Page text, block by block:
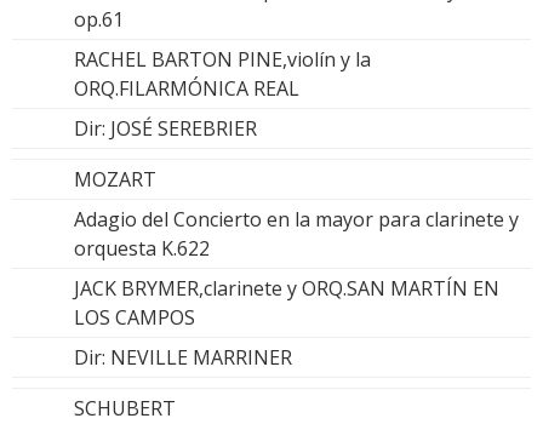
op.61
RACHEL BARTON PINE,violín y la
ORQ.FILARMÓNICA REAL
Dir: JOSÉ SEREBRIER
MOZART
Adagio del Concierto en la mayor para clarinete y
orquesta K.622
JACK BRYMER,clarinete y ORQ.SAN MARTÍN EN
LOS CAMPOS
Dir: NEVILLE MARRINER
SCHUBERT